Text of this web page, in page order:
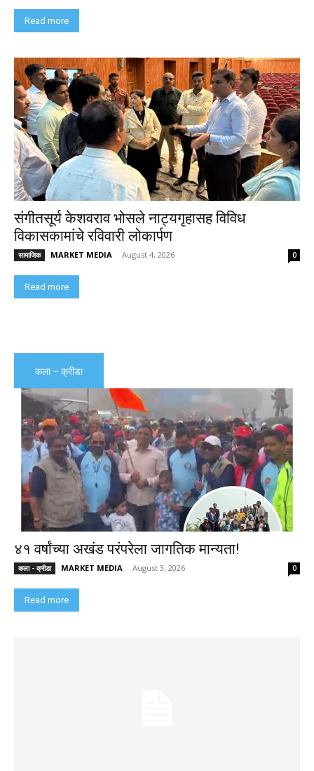
Read more
संगीतसूर्य केशवराव भोसले नाट्यगृहासह विविध
विकासकामांचे रविवारी लोकार्पण
सामाजिक MARKET MEDIA - August 4, 2026 0
Read more
कला – क्रीडा
४१ वर्षांच्या अखंड परंपरेला जागतिक मान्यता!
कला - क्रीडा MARKET MEDIA - August 3, 2026 0
Read more